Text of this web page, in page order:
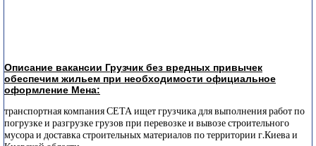
Описание вакансии Грузчик без вредных привычек
обеспечим жильем при необходимости официальное
оформление Мена:
транспортная компания СЕТА ищет грузчика для выполнения работ по
погрузке и разгрузке грузов при перевозке и вывозе строительного
мусора и доставка строительных материалов по территории г.Киева и